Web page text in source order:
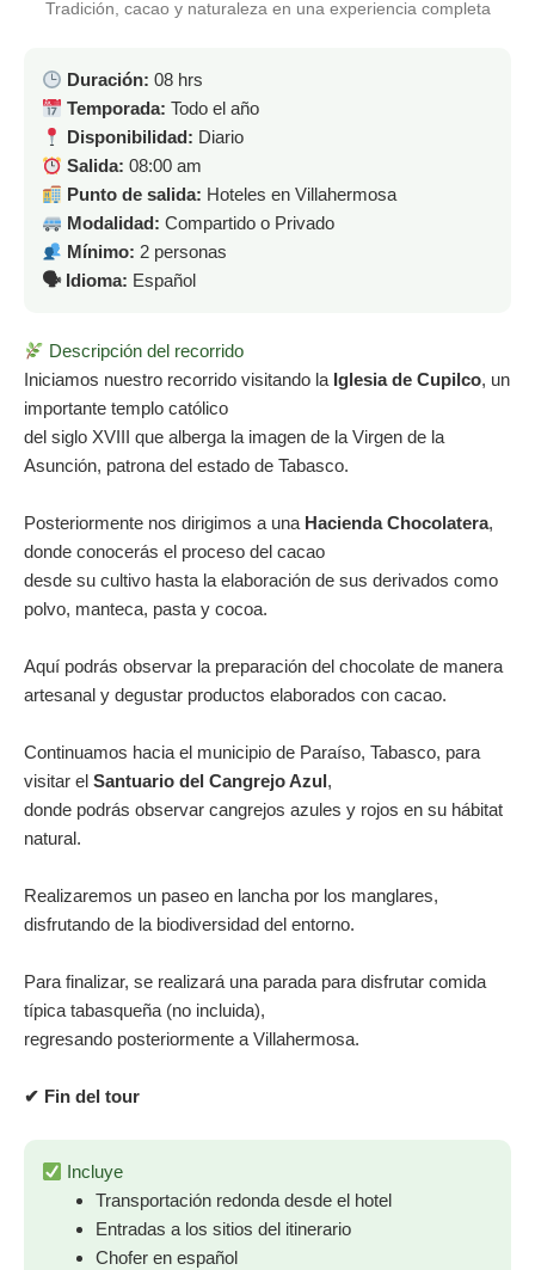
Tradición, cacao y naturaleza en una experiencia completa
Duración: 08 hrs
Temporada: Todo el año
Disponibilidad: Diario
Salida: 08:00 am
Punto de salida: Hoteles en Villahermosa
Modalidad: Compartido o Privado
Mínimo: 2 personas
🗣 Idioma: Español
Descripción del recorrido
Iniciamos nuestro recorrido visitando la Iglesia de Cupilco, un
importante templo católico
del siglo XVIII que alberga la imagen de la Virgen de la
Asunción, patrona del estado de Tabasco.
Posteriormente nos dirigimos a una Hacienda Chocolatera,
donde conocerás el proceso del cacao
desde su cultivo hasta la elaboración de sus derivados como
polvo, manteca, pasta y cocoa.
Aquí podrás observar la preparación del chocolate de manera
artesanal y degustar productos elaborados con cacao.
Continuamos hacia el municipio de Paraíso, Tabasco, para
visitar el Santuario del Cangrejo Azul,
donde podrás observar cangrejos azules y rojos en su hábitat
natural.
Realizaremos un paseo en lancha por los manglares,
disfrutando de la biodiversidad del entorno.
Para finalizar, se realizará una parada para disfrutar comida
típica tabasqueña (no incluida),
regresando posteriormente a Villahermosa.
✔ Fin del tour
Incluye
Transportación redonda desde el hotel
Entradas a los sitios del itinerario
Chofer en español